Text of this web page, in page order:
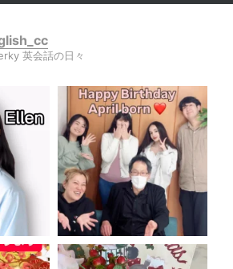
英会話の日々